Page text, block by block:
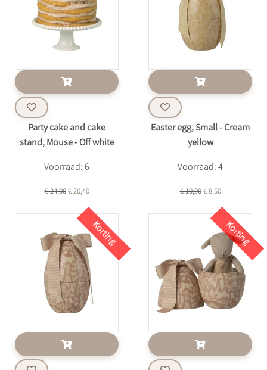
Party cake and cake
stand, Mouse - Off white
Voorraad: 6
€ 24,00€ 20,40
Easter egg, Small - Cream
yellow
Voorraad: 4
€ 10,00€ 8,50
Korting Korting